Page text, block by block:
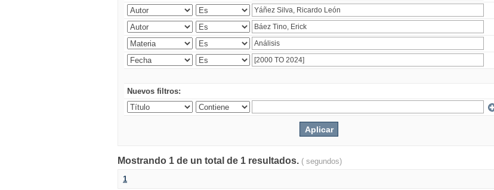
Nuevos filtros:
Mostrando 1 de un total de 1 resultados. ( segundos)
1